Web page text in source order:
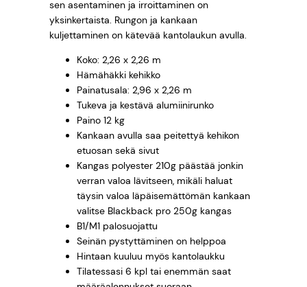
sen asentaminen ja irroittaminen on
yksinkertaista. Rungon ja kankaan
kuljettaminen on kätevää kantolaukun avulla.
Koko: 2,26 x 2,26 m
Hämähäkki kehikko
Painatusala: 2,96 x 2,26 m
Tukeva ja kestävä alumiinirunko
Paino 12 kg
Kankaan avulla saa peitettyä kehikon
etuosan sekä sivut
Kangas polyester 210g päästää jonkin
verran valoa lävitseen, mikäli haluat
täysin valoa läpäisemättömän kankaan
valitse Blackback pro 250g kangas
B1/M1 palosuojattu
Seinän pystyttäminen on helppoa
Hintaan kuuluu myös kantolaukku
Tilatessasi 6 kpl tai enemmän saat